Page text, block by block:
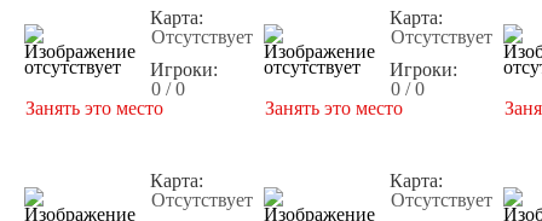
Карта:
Отсутствует
Игроки:
0 / 0
Занять это место
Карта:
Отсутствует
Игроки:
0 / 0
Занять это место
Карта:
Отсутствует
Карта:
Отсутствует